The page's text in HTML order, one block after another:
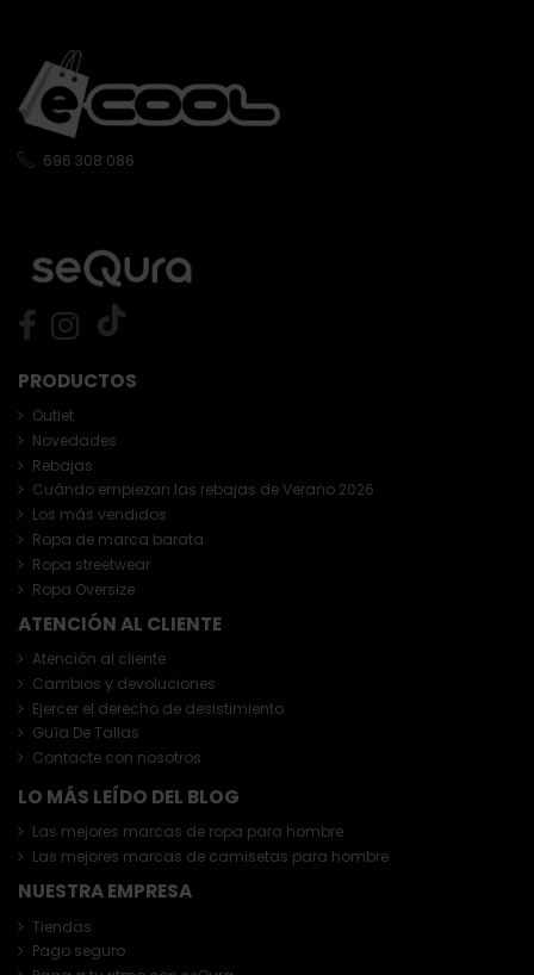
PRODUCTOS
Outlet
Novedades
Rebajas
Cuándo empiezan las rebajas de Verano 2026
Los más vendidos
Ropa de marca barata
Ropa streetwear
Ropa Oversize
ATENCIÓN AL CLIENTE
Atención al cliente
Cambios y devoluciones
Ejercer el derecho de desistimiento
Guía De Tallas
Contacte con nosotros
LO MÁS LEÍDO DEL BLOG
Las mejores marcas de ropa para hombre
Las mejores marcas de camisetas para hombre
NUESTRA EMPRESA
Tiendas
Pago seguro
696 308 086